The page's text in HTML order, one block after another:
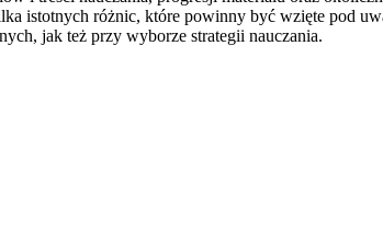
istotnych różnic, które powinny być wzięte pod
jak też przy wyborze strategii nauczania.